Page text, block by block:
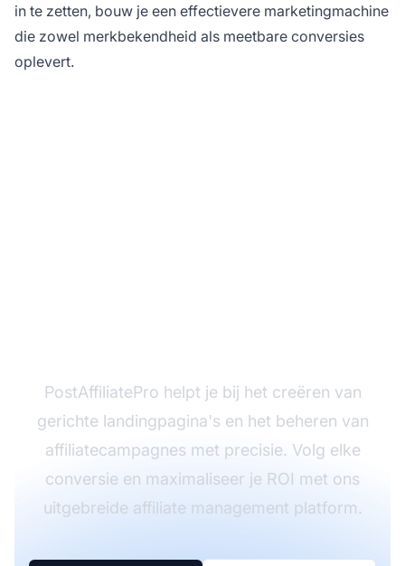
in te zetten, bouw je een effectievere marketingmachine
die zowel merkbekendheid als meetbare conversies
oplevert.
PostAffiliatePro helpt je bij het creëren van
gerichte landingpagina's en het beheren van
affiliatecampagnes met precisie. Volg elke
conversie en maximaliseer je ROI met ons
uitgebreide affiliate management platform.